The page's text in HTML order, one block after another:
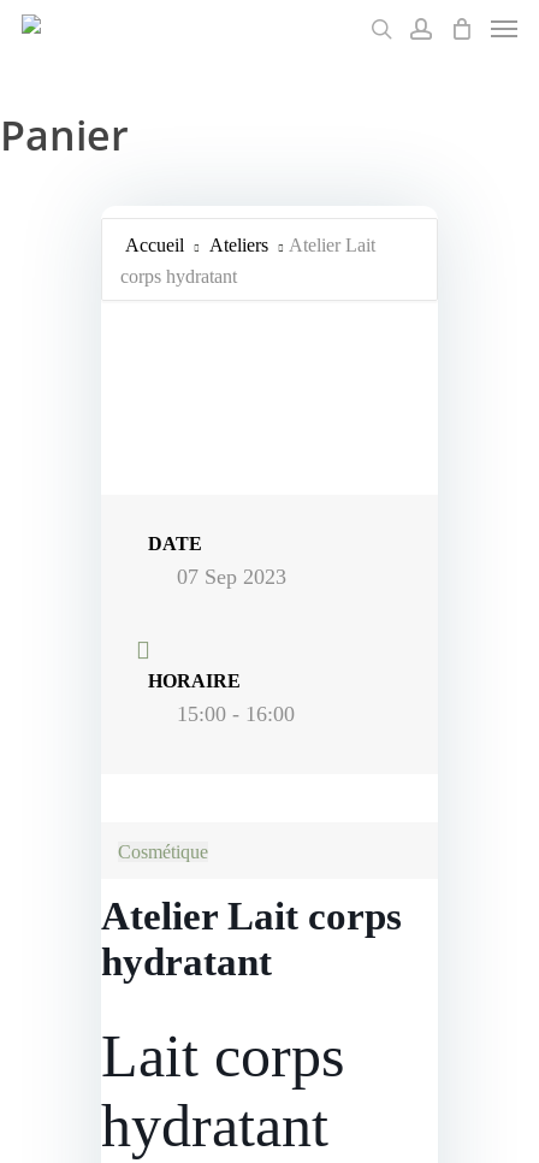
Skip
Panier
Accueil Ateliers
Atelier Lait
corps hydratant
DATE
07 Sep 2023
HORAIRE
15:00 - 16:00
Cosmétique
Atelier Lait corps
hydratant
Lait corps
hydratant